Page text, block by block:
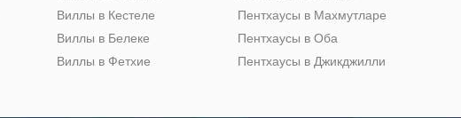
Виллы в Кестеле
Виллы в Белеке
Виллы в Фетхие
Пентхаусы в Махмутларе
Пентхаусы в Оба
Пентхаусы в Джикджилли